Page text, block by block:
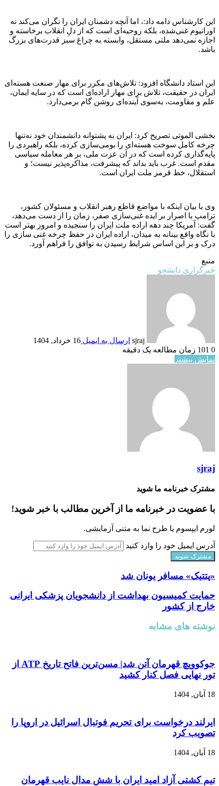
این کارشناس دامه داد:، اما آنچه دشمنان ایران را نگران می‌کند نه
اورانیوم غنی‌شده، بلکه روحیه‌ای است که از دلِ انقلاب برخاسته و
اجازه نمی‌دهد ملتی مستقل، وابسته به چراغ سبز قدرت‌های بزرگ
باشد.
این استاد دانشگاه افزود: تلاش‌های مکرر برای مهار صنعت هسته‌ای
ایران در حقیقت، تلاش برای مهار اراده‌ای است که در سایه ایمان،
علم و مقاومت، به‌سوی آینده‌ای روشن گام برمی‌دارد.
بخشی الموتی تصریح کرد: ایران به پشتوانه دانشمندان خود نه‌تنها
چرخه کامل سوخت هسته‌ای را بومی‌سازی کرده، بلکه راهبردی را
پایه‌گذاری کرده است که در آن عزت ملی، بر هر معامله سیاسی
مقدم است. غرب باید بداند که پیشرفت، مذاکره‌پذیر نیست؛ و
استقلال، خط قرمز ملت ایران است.
وی با بیان اینکه با مواضع قاطع رهبر انقلاب و مسئولان کشور،
ترامپ با اصرار بر ایده غنی‌سازی صفر، زمان را از دست می‌دهد،
گفت: آمریکا چند دهه اراده ملت ایران را سنجیده و امروز بهتر است
با نگاه واقع بینانه به میدان، اراده ایران در حفظ چرخه غنی سازی را
درک و بر این اساس شرایط رسیدن به توافق را فراهم آورد.
منبع
خبرگزاری دانشجو
sjraj ارسال به ایمیل 16 خرداد, 1404
0
زمان مطالعه یک دقیقه
نمایش بیشتر
sjraj
مشترک خبرنامه ما شوید
با عضویت در خبرنامه ما از آخرین مطالب با خبر شوید!
لورم ایپسوم یا طرح‌ نما به متنی آزمایشی.
آدرس ایمیل خود را وارد کنید
«پتتیک» مسافر یونان شد
حمایت کمیسیون بهداشت از دانشجویان پزشکی ایرانی
خارج از کشور
نوشته های مشابه
جوکوویچ قهرمان آتن شد| مسن‌ترین فاتح تاریخ ATP از
تور نهایی فصل کنار کشید
18 آبان, 1404
ایرلند درخواست برای تحریم فوتبال اسرائیل در اروپا را
تصویب کرد
18 آبان, 1404
تیم کشتی آزاد امید ایران با شش مدال نایب قهرمان